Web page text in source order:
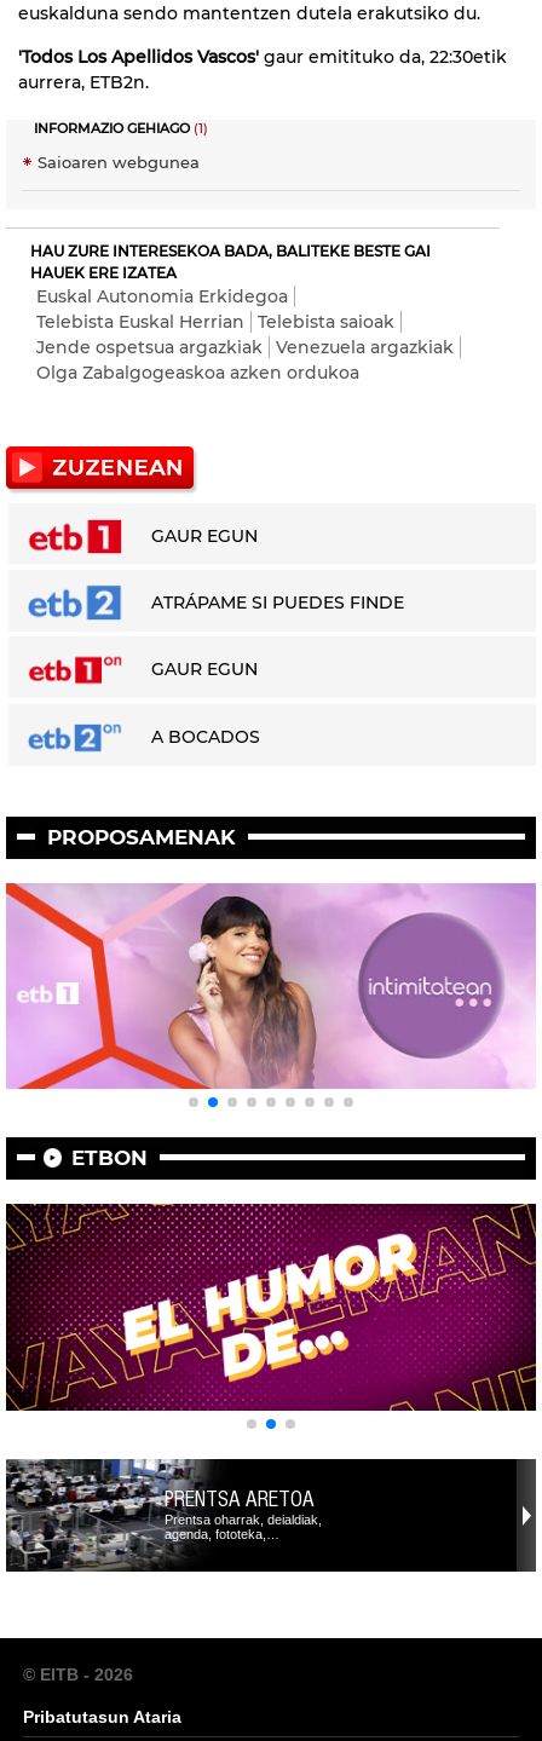
euskalduna sendo mantentzen dutela erakutsiko du.
'Todos Los Apellidos Vascos' gaur emitituko da, 22:30etik
aurrera, ETB2n.
INFORMAZIO GEHIAGO(1)
Saioaren webgunea
HAU ZURE INTERESEKOA BADA, BALITEKE BESTE GAI
HAUEK ERE IZATEA
Euskal Autonomia Erkidegoa
Telebista Euskal Herrian
Telebista saioak
Jende ospetsua argazkiak
Venezuela argazkiak
Olga Zabalgogeaskoa azken ordukoa
GAUR EGUN
ATRÁPAME SI PUEDES FINDE
GAUR EGUN
A BOCADOS
PROPOSAMENAK
ETBON
PRENTSA ARETOA
Prentsa oharrak, deialdiak,
agenda, fototeka,…
© EITB - 2026
Pribatutasun Ataria